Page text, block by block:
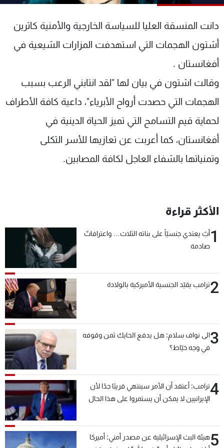
دانت المنسقة العليا للسياسة الخارجية والأمنية كاثرين
أشتون الهجمات التي استهدفت المزارات الشيعية في
أفغانستان .
وقالت اشتون في بيان لها "لقد انتابني الرعب بسبب
الهجمات التي حصدت أرواح الأبرياء"، داعية كافة الأطراف
لحماية قيم التسامح التي تميز الحياة الدينية في
أفغانستان، كما أعربت عن تعازيها للأسر الثكلى
وتمنياتها بالشفاء العاجل لكافة المصابين.
الأكثر قراءة
1أبٌ يعتدي جنسيّاً على بناته الثلاث… واعترافاتٌ
صادمة
2ترامب يقيّد الجنسية الأميركية بالولادة
3الى نواف سلام: هل يدفع الحايك ثمن وقوفه
في وجه خيّاط؟
4ترامب: أعتقد أن الأمر سينتهي قريبًا جدًا لأن
الإيرانيين لا يمكن أن يستمروا على هذا الحال
5هيئة البث الإسرائيلية عن مصدر أمني: أميركا
الترددات
عن MTV
الإنـتـاج
لاعلاناتكم
شروط الإسـتخدام
سياسة الخصوصية